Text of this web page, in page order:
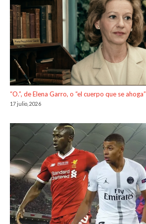
“O.”, de Elena Garro, o “el cuerpo que se ahoga”
17 julio, 2026